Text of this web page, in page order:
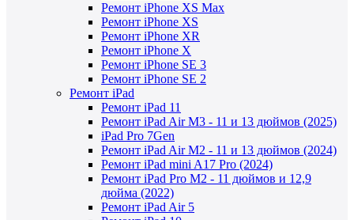
Ремонт iPhone XS Max
Ремонт iPhone XS
Ремонт iPhone XR
Ремонт iPhone X
Ремонт iPhone SE 3
Ремонт iPhone SE 2
Ремонт iPad
Ремонт iPad 11
Ремонт iPad Air M3 - 11 и 13 дюймов (2025)
iPad Pro 7Gen
Ремонт iPad Air M2 - 11 и 13 дюймов (2024)
Ремонт iPad mini A17 Pro (2024)
Ремонт iPad Pro M2 - 11 дюймов и 12,9
дюйма (2022)
Ремонт iPad Air 5